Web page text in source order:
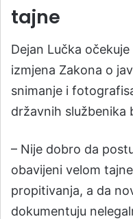
tajne
Dejan Lučka
izmjena Zakona o
snimanje i
državnih službenika
– Nije dobro da
obavijeni velom
propitivanja, a da
dokumentuju